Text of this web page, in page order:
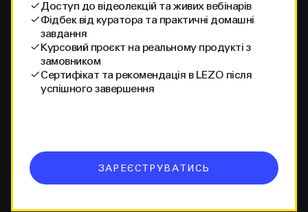
Доступ до відеолекцій та живих вебінарів
Фідбек від куратора та практичні домашні
завдання
Курсовий проєкт на реальному продукті з
замовником
Сертифікат та рекомендація в LEZO після
успішного завершення
ЗАРЕЄСТРУВАТИСЬ